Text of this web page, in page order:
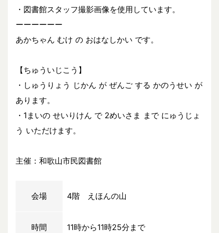
・図書館スタッフ撮影画像を使用しています。
ーーーーーー
あかちゃん むけ の おはなしかい です。
【ちゅういじこう】
・しゅうりょう じかん が ぜんご する かのうせい が
あります。
・1まいの せいりけん で 2めいさま まで にゅうじょ
う いただけます。
主催：和歌山市民図書館
会場 4階 えほんの山
時間 11時から11時25分まで